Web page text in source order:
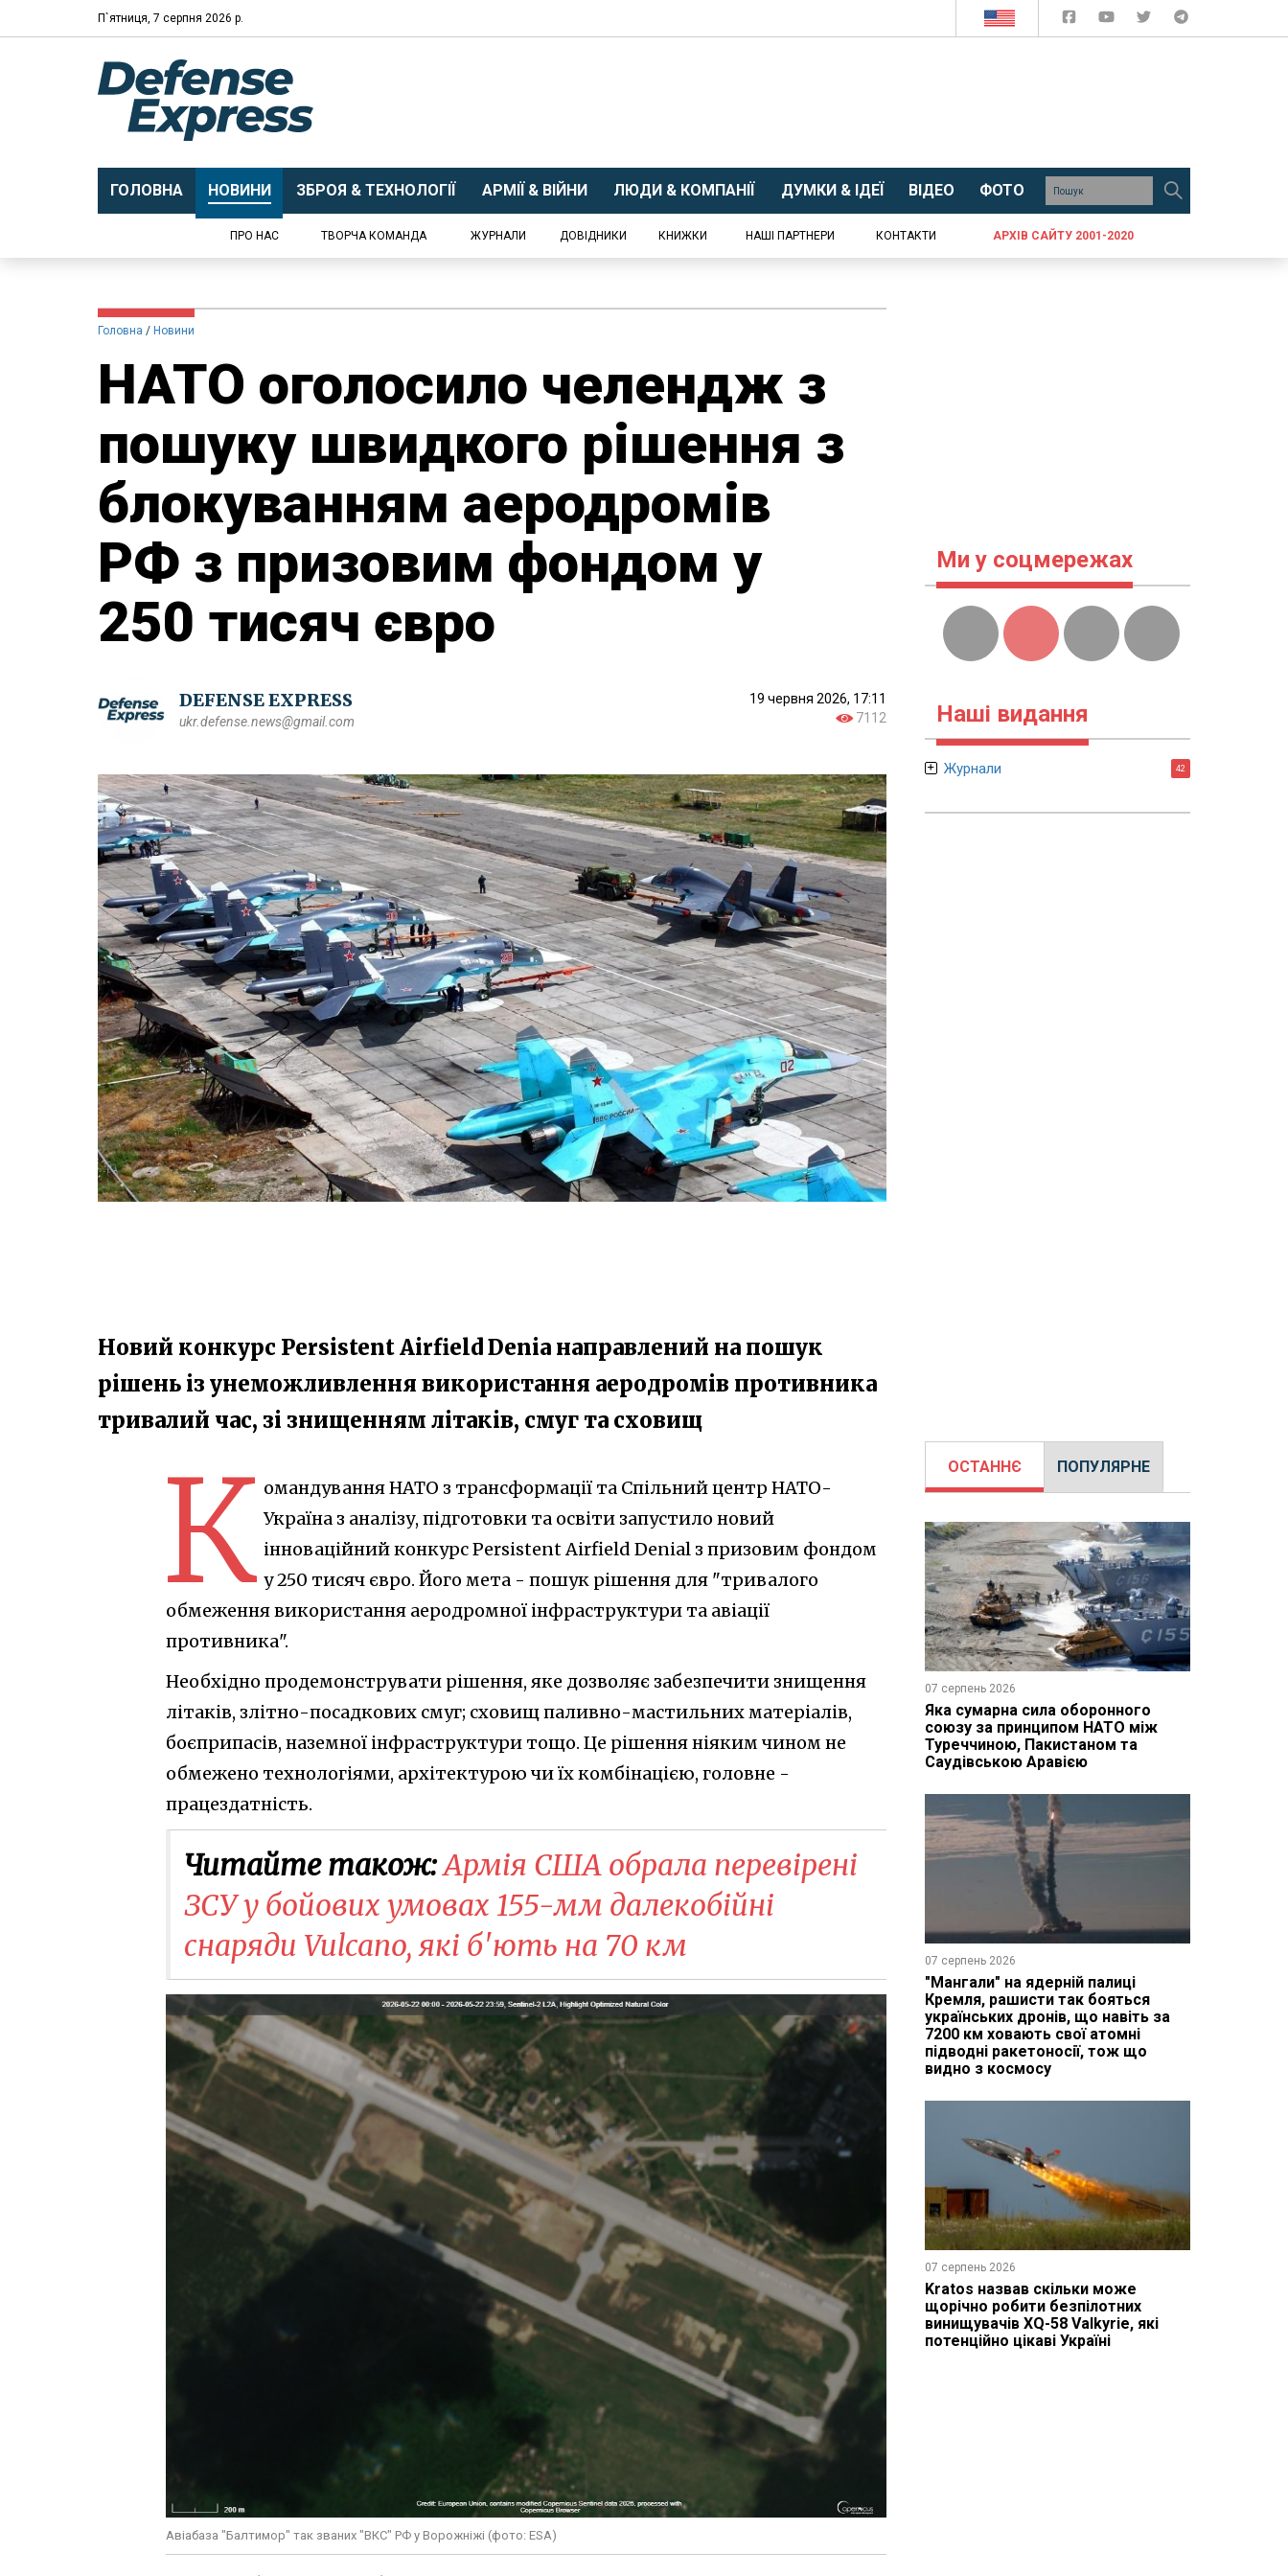
П`ятниця, 7 серпня 2026 р.
ГОЛОВНА НОВИНИ ЗБРОЯ & ТЕХНОЛОГІЇ АРМІЇ & ВІЙНИ ЛЮДИ & КОМПАНІЇ ДУМКИ & ІДЕЇ ВІДЕО ФОТО
ПРО НАС ТВОРЧА КОМАНДА ЖУРНАЛИ ДОВІДНИКИ КНИЖКИ НАШІ ПАРТНЕРИ КОНТАКТИ АРХІВ САЙТУ 2001-2020
Головна Новини
НАТО оголосило челендж з
пошуку швидкого рішення з
блокуванням аеродромів
РФ з призовим фондом у
250 тисяч євро
DEFENSE EXPRESS
ukr.defense.news@gmail.com
19 червня 2026, 17:11
7112
Новий конкурс Persistent Airfield Denia направлений на пошук
рішень із унеможливлення використання аеродромів противника
тривалий час, зі знищенням літаків, смуг та сховищ
К омандування НАТО з трансформації та Спільний центр НАТО-
Україна з аналізу, підготовки та освіти запустило новий
інноваційний конкурс Persistent Airfield Denial з призовим фондом
у 250 тисяч євро. Його мета - пошук рішення для "тривалого
обмеження використання аеродромної інфраструктури та авіації
противника".
Необхідно продемонструвати рішення, яке дозволяє забезпечити знищення
літаків, злітно-посадкових смуг; сховищ паливно-мастильних матеріалів,
боєприпасів, наземної інфраструктури тощо. Це рішення ніяким чином не
обмежено технологіями, архітектурою чи їх комбінацією, головне -
працездатність.
Читайте також:Армія США обрала перевірені
ЗСУ у бойових умовах 155-мм далекобійні
снаряди Vulcano, які б'ють на 70 км
Авіабаза "Балтимор" так званих "ВКС" РФ у Ворожніжі (фото: ESA)
Ми у соцмережах
Наші видання
Журнали 42
ОСТАННЄ ПОПУЛЯРНЕ
07 серпень 2026
Яка сумарна сила оборонного
союзу за принципом НАТО між
Туреччиною, Пакистаном та
Саудівською Аравією
07 серпень 2026
"Мангали" на ядерній палиці
Кремля, рашисти так бояться
українських дронів, що навіть за
7200 км ховають свої атомні
підводні ракетоносії, тож що
видно з космосу
07 серпень 2026
Kratos назвав скільки може
щорічно робити безпілотних
винищувачів XQ-58 Valkyrie, які
потенційно цікаві Україні